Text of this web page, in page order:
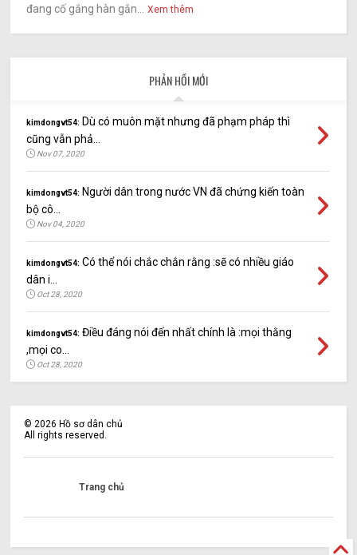
đang cố gắng hàn gắn...
Xem thêm
PHẢN HỒI MỚI
kimdongvt54: Dù có muôn mặt nhưng đã phạm pháp thì
cũng vẫn phả...
Nov 07, 2020
kimdongvt54: Người dân trong nước VN đã chứng kiến toàn
bộ cô...
Nov 04, 2020
kimdongvt54: Có thể nói chắc chắn rằng :sẽ có nhiều giáo
dân i...
Oct 28, 2020
kimdongvt54: Điều đáng nói đến nhất chính là :mọi thằng
,mọi co...
Oct 28, 2020
©2026 Hồ sơ dân chủ
All rights reserved.
Trang chủ